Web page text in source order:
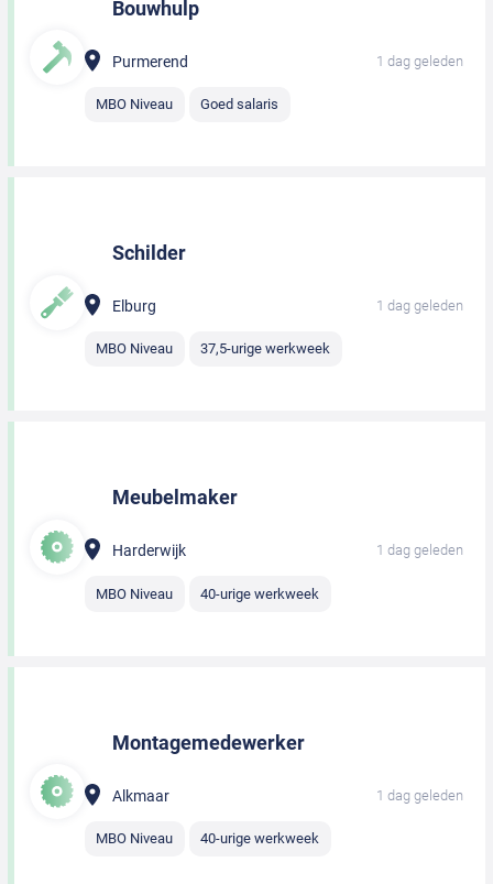
Bouwhulp
Purmerend 1 dag geleden
MBO Niveau Goed salaris
Schilder
Elburg 1 dag geleden
MBO Niveau 37,5-urige werkweek
Meubelmaker
Harderwijk 1 dag geleden
MBO Niveau 40-urige werkweek
Montagemedewerker
Alkmaar 1 dag geleden
MBO Niveau 40-urige werkweek